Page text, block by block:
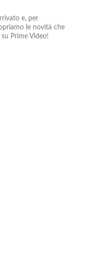
e, per
le novità che
Prime Video!